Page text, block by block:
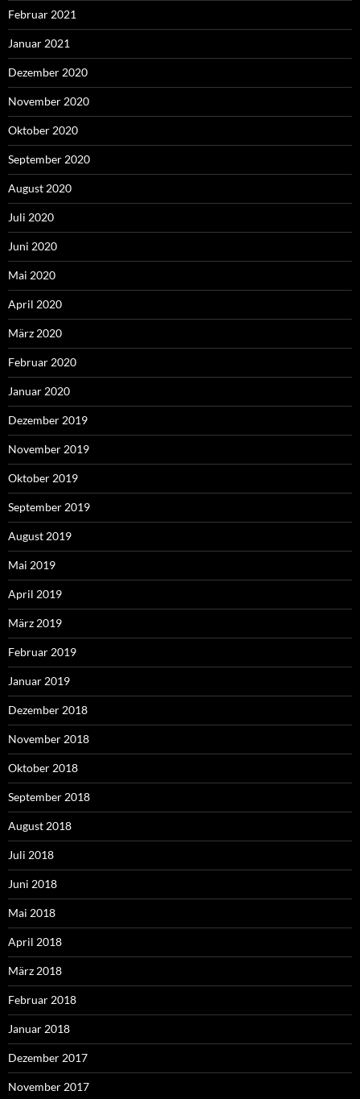
Februar 2021
Januar 2021
Dezember 2020
November 2020
Oktober 2020
September 2020
August 2020
Juli 2020
Juni 2020
Mai 2020
April 2020
März 2020
Februar 2020
Januar 2020
Dezember 2019
November 2019
Oktober 2019
September 2019
August 2019
Mai 2019
April 2019
März 2019
Februar 2019
Januar 2019
Dezember 2018
November 2018
Oktober 2018
September 2018
August 2018
Juli 2018
Juni 2018
Mai 2018
April 2018
März 2018
Februar 2018
Januar 2018
Dezember 2017
November 2017